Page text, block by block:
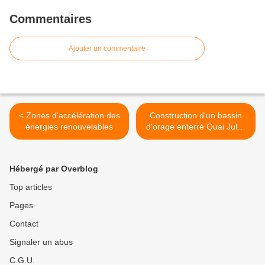
Commentaires
Ajouter un commentaire
< Zones d'accélération des
énergies renouvelables
Construction d'un bassin
d'orage enterré Quai Jules
Roche Nord à Serrières >
Hébergé par Overblog
Top articles
Pages
Contact
Signaler un abus
C.G.U.